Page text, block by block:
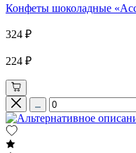
Конфеты шоколадные
324 ₽
224 ₽